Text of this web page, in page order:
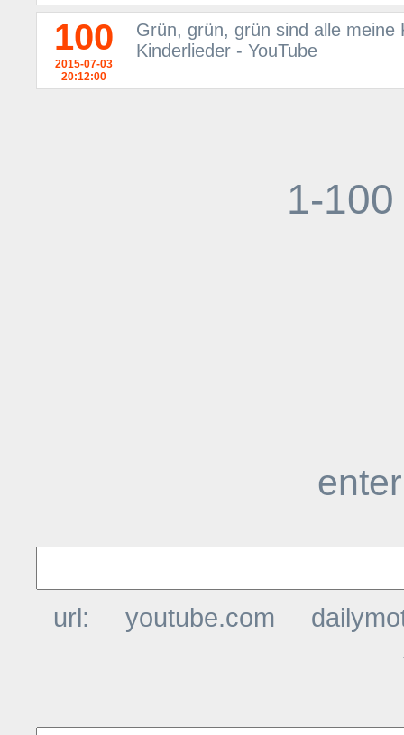
100
2015-07-03
20:12:00
Grün, grün, grün sind alle meine
Kinderlieder - YouTube
1-100
url: youtube.com